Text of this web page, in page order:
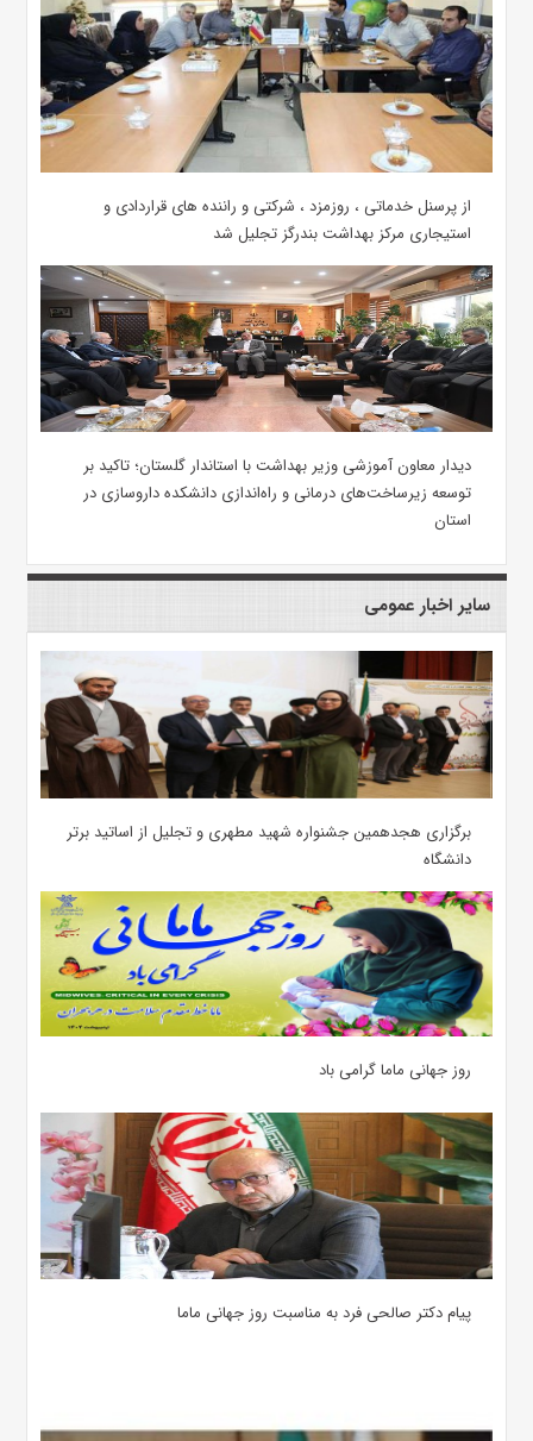
از پرسنل خدماتی ، روزمزد ، شرکتی و راننده های قراردادی و
استیجاری مرکز بهداشت بندرگز تجلیل شد
دیدار معاون آموزشی وزیر بهداشت با استاندار گلستان؛ تاکید بر
توسعه زیرساخت‌های درمانی و راه‌اندازی دانشکده داروسازی در
استان
سایر اخبار عمومی
برگزاری هجدهمین جشنواره شهید مطهری و تجلیل از اساتید برتر
دانشگاه
روز جهانی ماما گرامی باد
پیام دکتر صالحی فرد به مناسبت روز جهانی ماما